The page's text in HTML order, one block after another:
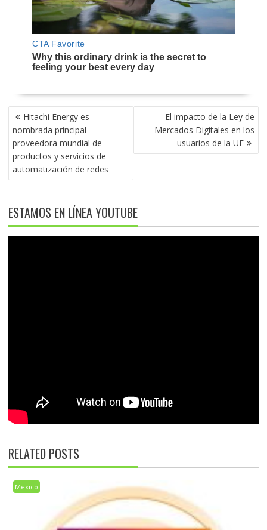
NAVEGACIÓN
DE
ENTRADAS
Hitachi Energy es
nombrada principal
proveedora mundial de
productos y servicios de
automatización de redes
El impacto de la Ley de
Mercados Digitales en los
usuarios de la UE
ESTAMOS EN LÍNEA YOUTUBE
RELATED POSTS
México